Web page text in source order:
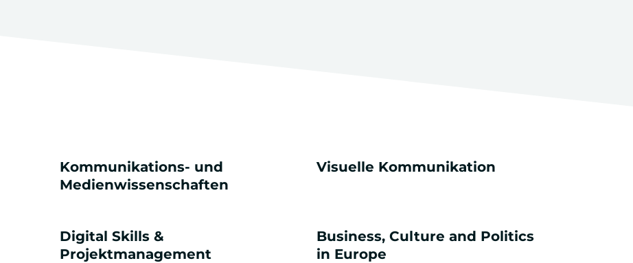
Kommunikations- und
Medienwissenschaften
Visuelle Kommunikation
Digital Skills &
Projektmanagement
Business, Culture and Politics
in Europe